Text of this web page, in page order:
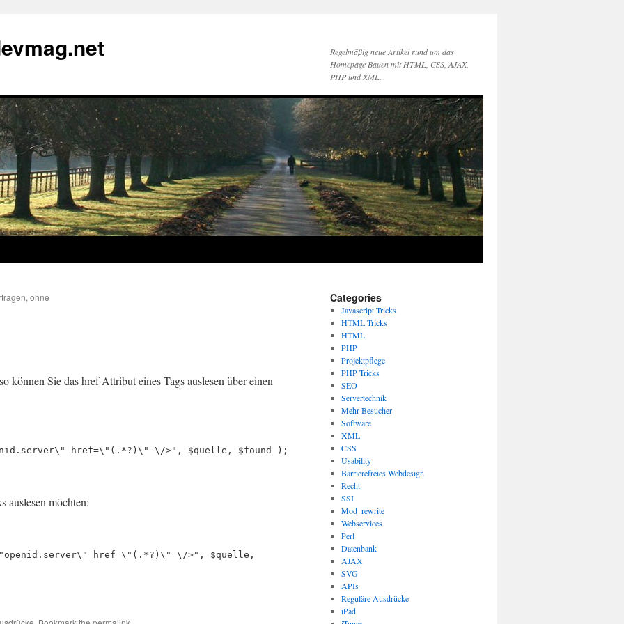
Regelmäßig neue Artikel rund um das
Homepage Bauen mit HTML, CSS, AJAX,
PHP und XML.
ohne
können Sie das href Attribut eines Tags auslesen über einen
href=\"(.*?)\" \/>", $quelle, $found );
auslesen möchten:
href=\"(.*?)\" \/>", $quelle,
Categories
Javascript Tricks
HTML Tricks
HTML
PHP
Projektpflege
PHP Tricks
SEO
Servertechnik
Mehr Besucher
Software
XML
CSS
Usability
Barrierefreies Webdesign
Recht
SSI
Mod_rewrite
Webservices
Perl
Datenbank
AJAX
SVG
APIs
Reguläre Ausdrücke
iPad